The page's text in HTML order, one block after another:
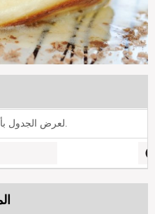
لعرض الجدول بأكمله ، انقل الجدول إلى اليمين.